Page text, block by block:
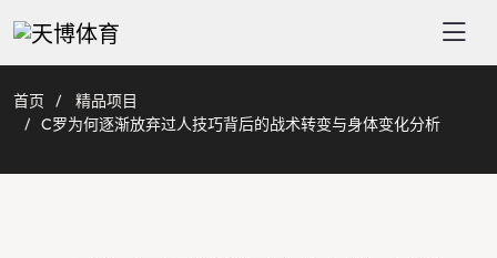
首页
精品项目
C罗为何逐渐放弃过人技巧背后的战术转变与身体变化分析